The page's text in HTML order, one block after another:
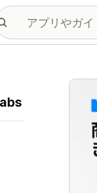
特集